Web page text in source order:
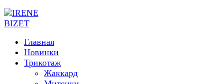
Главная
Новинки
Трикотаж
Жаккард